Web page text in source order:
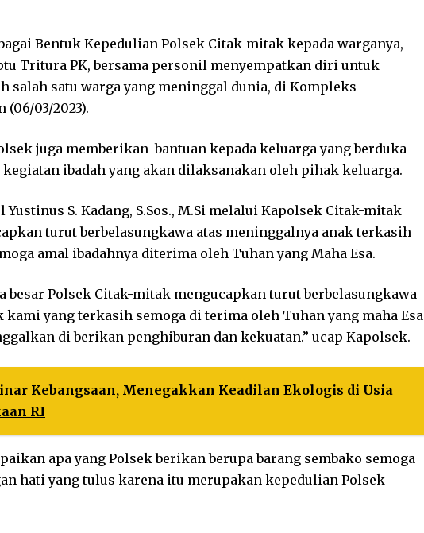
Bentuk Kepedulian Polsek Citak-mitak kepada warganya,
Tritura PK, bersama personil menyempatkan diri untuk
salah satu warga yang meninggal dunia, di Kompleks
(06/03/2023).
juga memberikan bantuan kepada keluarga yang berduka
ibadah yang akan dilaksanakan oleh pihak keluarga.
S. Kadang, S.Sos., M.Si melalui Kapolsek Citak-mitak
turut berbelasungkawa atas meninggalnya anak terkasih
amal ibadahnya diterima oleh Tuhan yang Maha Esa.
besar Polsek Citak-mitak mengucapkan turut berbelasungkawa
kami yang terkasih semoga di terima oleh Tuhan yang maha Esa
di berikan penghiburan dan kekuatan.” ucap Kapolsek.
Kebangsaan, Menegakkan Keadilan Ekologis di Usia
RI
apa yang Polsek berikan berupa barang sembako semoga
hati yang tulus karena itu merupakan kepedulian Polsek